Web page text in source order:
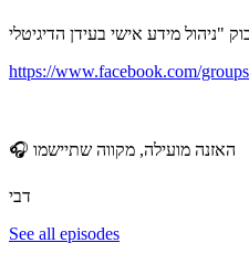
https://www.facebook.com/
🎧 האזנה מועילה, מקווה שתיישמו
דבי
See all episodes